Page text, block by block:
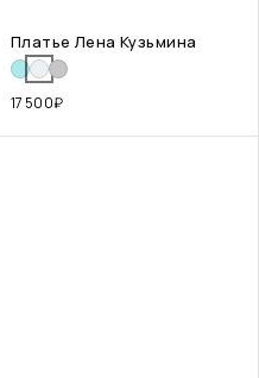
Платье Лена Кузьмина
17 500₽